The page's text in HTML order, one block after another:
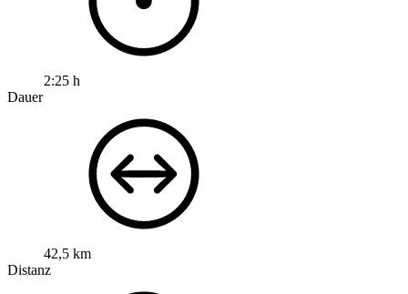
2:25 h
Dauer
42,5 km
Distanz